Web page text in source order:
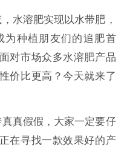
水溶肥实现以水带肥，
为种植朋友们的追肥首
对市场众多水溶肥产品
价比更高？今天就来了
真假假，大家一定要仔
在寻找一款效果好的产